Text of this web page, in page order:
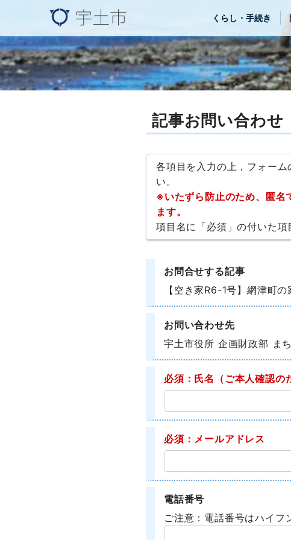
くらし・手続き
記事お問い合わせ
各項目を入力の上，フォー
い。
※いたずら防止のため、匿名
ます。
項目名に「必須」の付いた項
お問合せする記事
【空き家R6-1号】網津町の
お問い合わせ先
宇土市役所 企画財政部 ま
必須：氏名 （ご本人確認
必須：メールアドレス
電話番号
ご注意：電話番号はハイフ